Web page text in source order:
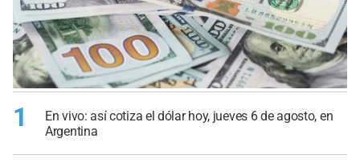
1
En vivo: así cotiza el dólar hoy, jueves 6 de agosto, en
Argentina